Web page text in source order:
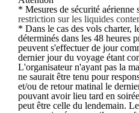
* Mesures de sécurité aérienne
restriction sur les liquides
* Dans le cas des vols charter,
déterminés dans les 48 heures
peuvent s'effectuer de jour
dernier jour du voyage étant
L'organisateur n'ayant pas la
ne saurait être tenu pour
et/ou de retour matinal le
pouvant avoir lieu tard en
peut être celle du lendemain.